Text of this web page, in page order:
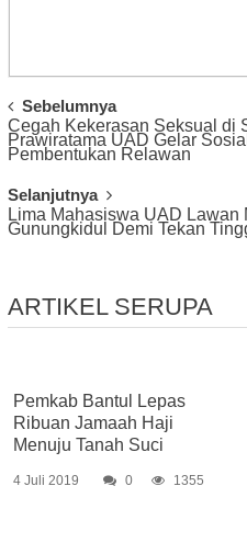
Post
Navigation
Sebelumnya
Cegah Kekerasan Seksual di
Prawiratama UAD Gelar
Pembentukan Relawan
Selanjutnya
Lima Mahasiswa UAD Lawan
Gunungkidul Demi Tekan
ARTIKEL SERUPA
Pemkab Bantul Lepas
Ribuan Jamaah Haji
Menuju Tanah Suci
4 Juli 2019 0 1355